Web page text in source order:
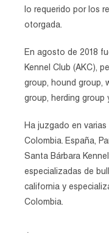
lo requerido por los
otorgada.
En agosto de 2018
Kennel Club (AKC),
group, hound group,
group, herding group
Ha juzgado en
Colombia. España,
Santa Bárbara
especializadas de
california y
Colombia.
.